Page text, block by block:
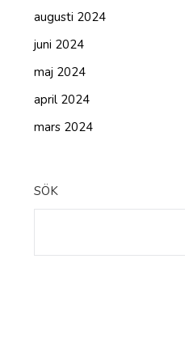
augusti 2024
juni 2024
maj 2024
april 2024
mars 2024
SÖK